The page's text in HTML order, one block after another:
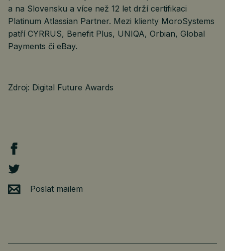
a na Slovensku a více než 12 let drží certifikaci
Platinum Atlassian Partner. Mezi klienty MoroSystems
patří CYRRUS, Benefit Plus, UNIQA, Orbian, Global
Payments či eBay.
Zdroj: Digital Future Awards
Poslat mailem